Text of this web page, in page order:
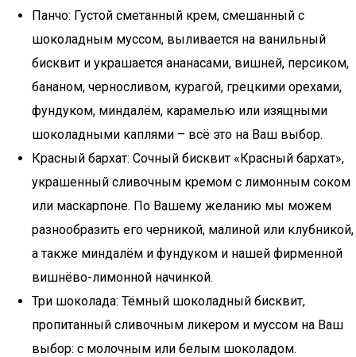
Панчо: Густой сметанный крем, смешанный с
шоколадным муссом, выливается на ванильный
бисквит и украшается ананасами, вишней, персиком,
бананом, черносливом, курагой, грецкими орехами,
фундуком, миндалём, карамелью или изящными
шоколадными каплями – всё это на Ваш выбор.
Красный бархат: Сочный бисквит «Красный бархат»,
украшенный сливочным кремом с лимонным соком
или маскарпоне. По Вашему желанию мы можем
разнообразить его черникой, малиной или клубникой,
а также миндалём и фундуком и нашей фирменной
вишнёво-лимонной начинкой.
Три шоколада: Тёмный шоколадный бисквит,
пропитанный сливочным ликером и муссом на Ваш
выбор: с молочным или белым шоколадом.